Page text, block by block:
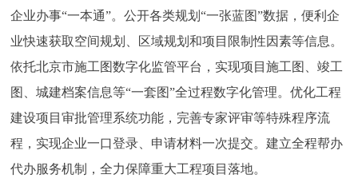
企业办事“一本通”。公开各类规划“一张蓝图”数据，便利企
业快速获取空间规划、区域规划和项目限制性因素等信息。
依托北京市施工图数字化监管平台，实现项目施工图、竣工
图、城建档案信息等“一套图”全过程数字化管理。优化工程
建设项目审批管理系统功能，完善专家评审等特殊程序流
程，实现企业一口登录、申请材料一次提交。建立全程帮办
代办服务机制，全力保障重大工程项目落地。